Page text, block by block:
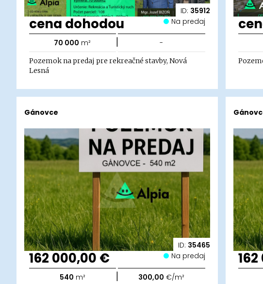
ID: 35912
cena dohodou Na predaj
70 000 m² | -
Pozemok na predaj pre rekreačné stavby, Nová
Lesná
ID: 35465
Gánovce
162 000,00 € Na predaj
540 m² | 300,00 €/m²